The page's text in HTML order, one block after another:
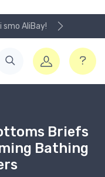
smo AliBay!
Briefs
Bathing